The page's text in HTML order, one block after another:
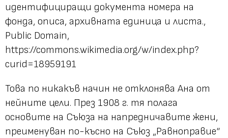
идентифициращи документа номера на
фонда, описа, архивната единица и листа.,
Public Domain,
https://commons.wikimedia.org/w/index.php?
curid=18959191
Това по никакъв начин не отклонява Ана от
нейните цели. През 1908 г. тя полага
основите на Съюза на напредничавите жени,
преименуван по-късно на Съюз „Равноправие“